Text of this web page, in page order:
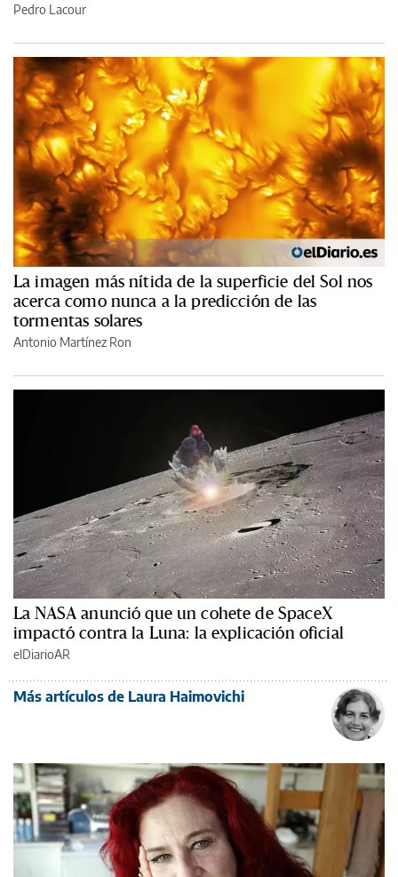
Pedro Lacour
La imagen más nítida de la superficie del Sol nos
acerca como nunca a la predicción de las
tormentas solares
Antonio Martínez Ron
La NASA anunció que un cohete de SpaceX
impactó contra la Luna: la explicación oficial
elDiarioAR
Más artículos de Laura Haimovichi